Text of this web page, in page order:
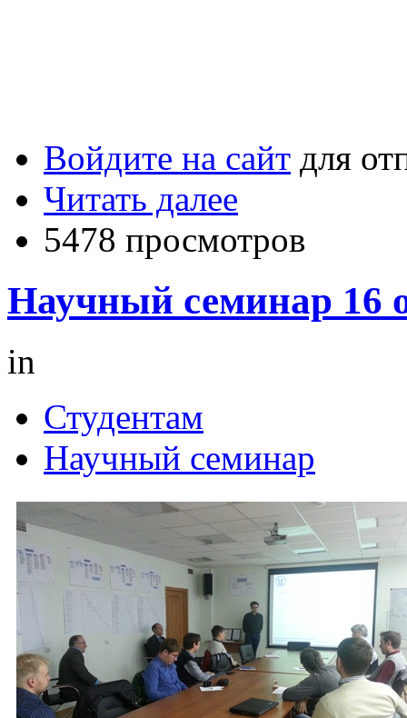
Войдите на сайт для
Читать далее
5478 просмотров
Научный семинар 16
in
Студентам
Научный семинар